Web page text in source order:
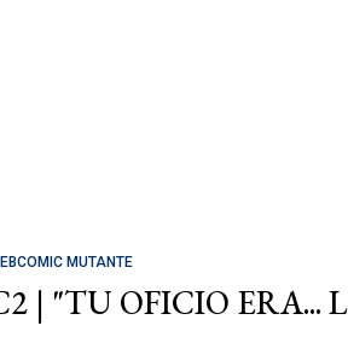
MUTANTE
| "TU OFICIO ERA...